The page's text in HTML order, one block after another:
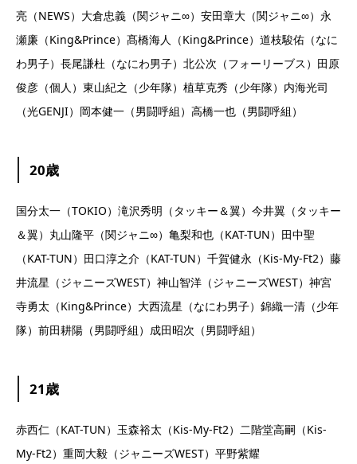
亮（NEWS）大倉忠義（関ジャニ∞）安田章大（関ジャニ∞）永
瀬廉（King&Prince）髙橋海人（King&Prince）道枝駿佑（なに
わ男子）長尾謙杜（なにわ男子）北公次（フォーリーブス）田原
俊彦（個人）東山紀之（少年隊）植草克秀（少年隊）内海光司
（光GENJI）岡本健一（男闘呼組）高橋一也（男闘呼組）
20歳
国分太一（TOKIO）滝沢秀明（タッキー＆翼）今井翼（タッキー
＆翼）丸山隆平（関ジャニ∞）亀梨和也（KAT-TUN）田中聖
（KAT-TUN）田口淳之介（KAT-TUN）千賀健永（Kis-My-Ft2）藤
井流星（ジャニーズWEST）神山智洋（ジャニーズWEST）神宮
寺勇太（King&Prince）大西流星（なにわ男子）錦織一清（少年
隊）前田耕陽（男闘呼組）成田昭次（男闘呼組）
21歳
赤西仁（KAT-TUN）玉森裕太（Kis-My-Ft2）二階堂高嗣（Kis-
My-Ft2）重岡大毅（ジャニーズWEST）平野紫耀